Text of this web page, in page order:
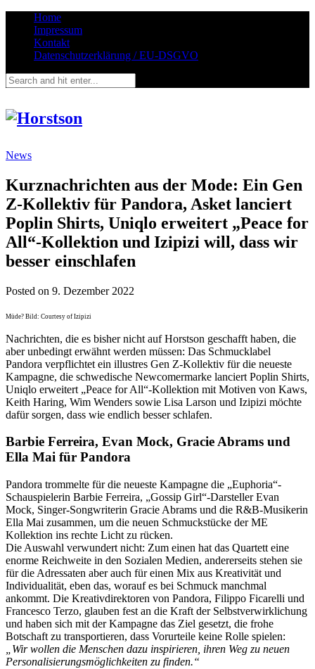
Home
Impressum
Kontakt
Datenschutzerklärung / EU-DSGVO
News
Kurznachrichten aus der Mode: Ein Gen
Z-Kollektiv für Pandora, Asket lanciert
Poplin Shirts, Uniqlo erweitert „Peace for
All“-Kollektion und Izipizi will, dass wir
besser einschlafen
Posted on 9. Dezember 2022
Müde? Bild: Courtesy of Izipizi
Nachrichten, die es bisher nicht auf Horstson geschafft haben, die
aber unbedingt erwähnt werden müssen: Das Schmucklabel
Pandora verpflichtet ein illustres Gen Z-Kollektiv für die neueste
Kampagne, die schwedische Newcomermarke lanciert Poplin Shirts,
Uniqlo erweitert „Peace for All“-Kollektion mit Motiven von Kaws,
Keith Haring, Wim Wenders sowie Lisa Larson und Izipizi möchte
dafür sorgen, dass wie endlich besser schlafen.
Barbie Ferreira, Evan Mock, Gracie Abrams und
Ella Mai für Pandora
Pandora trommelte für die neueste Kampagne die „Euphoria“-
Schauspielerin Barbie Ferreira, „Gossip Girl“-Darsteller Evan
Mock, Singer-Songwriterin Gracie Abrams und die R&B-Musikerin
Ella Mai zusammen, um die neuen Schmuckstücke der ME
Kollektion ins rechte Licht zu rücken.
Die Auswahl verwundert nicht: Zum einen hat das Quartett eine
enorme Reichweite in den Sozialen Medien, andererseits stehen sie
für die Adressaten aber auch für einen Mix aus Kreativität und
Individualität, eben das, worauf es bei Schmuck manchmal
ankommt. Die Kreativdirektoren von Pandora, Filippo Ficarelli und
Francesco Terzo, glauben fest an die Kraft der Selbstverwirklichung
und haben sich mit der Kampagne das Ziel gesetzt, die frohe
Botschaft zu transportieren, dass Vorurteile keine Rolle spielen:
„Wir wollen die Menschen dazu inspirieren, ihren Weg zu neuen
Personalisierungsmöglichkeiten zu finden.“